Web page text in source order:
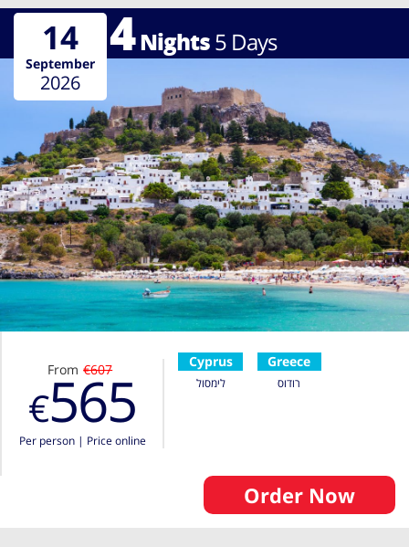
4Nights5 Days
14
September
2026
Cyprus
לימסול
Greece
רודוס
From €607
€565
Per person| Price online
Order Now